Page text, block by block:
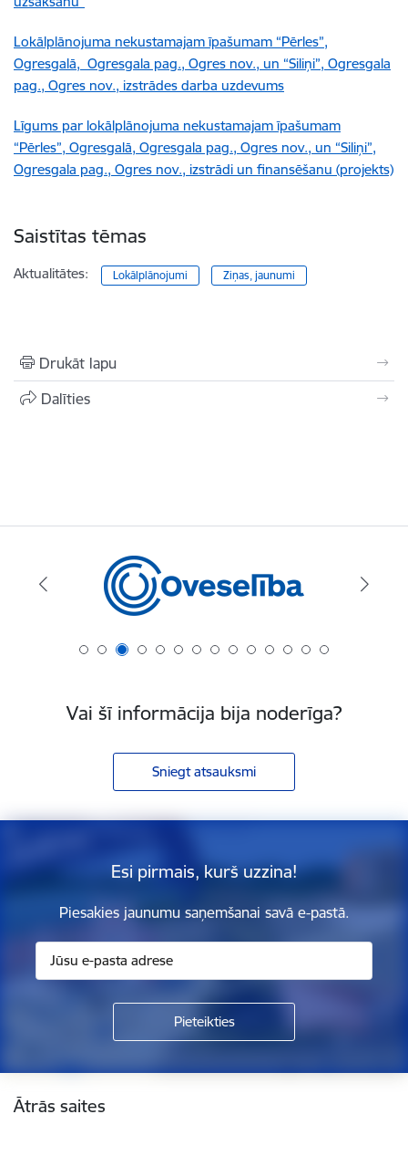
Lokālplānojuma nekustamajam īpašumam “Pērles”,
Ogresgalā, Ogresgala pag., Ogres nov., un “Siliņi”, Ogresgala
pag., Ogres nov., izstrādes darba uzdevums
Līgums par lokālplānojuma nekustamajam īpašumam
“Pērles”, Ogresgalā, Ogresgala pag., Ogres nov., un “Siliņi”,
Ogresgala pag., Ogres nov., izstrādi un finansēšanu (projekts)
Saistītas tēmas
Aktualitātes: Lokālplānojumi Ziņas, jaunumi
Drukāt lapu
Dalīties
Vai šī informācija bija noderīga?
Sniegt atsauksmi
Esi pirmais, kurš uzzina!
Piesakies jaunumu saņemšanai savā e-pastā.
Ātrās saites